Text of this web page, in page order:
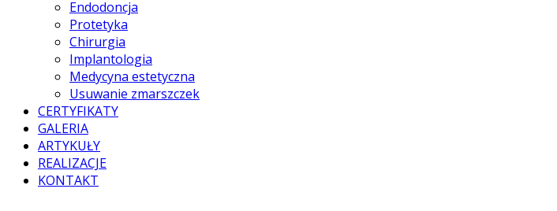
Endodoncja
Protetyka
Chirurgia
Implantologia
Medycyna estetyczna
Usuwanie zmarszczek
CERTYFIKATY
GALERIA
ARTYKUŁY
REALIZACJE
KONTAKT